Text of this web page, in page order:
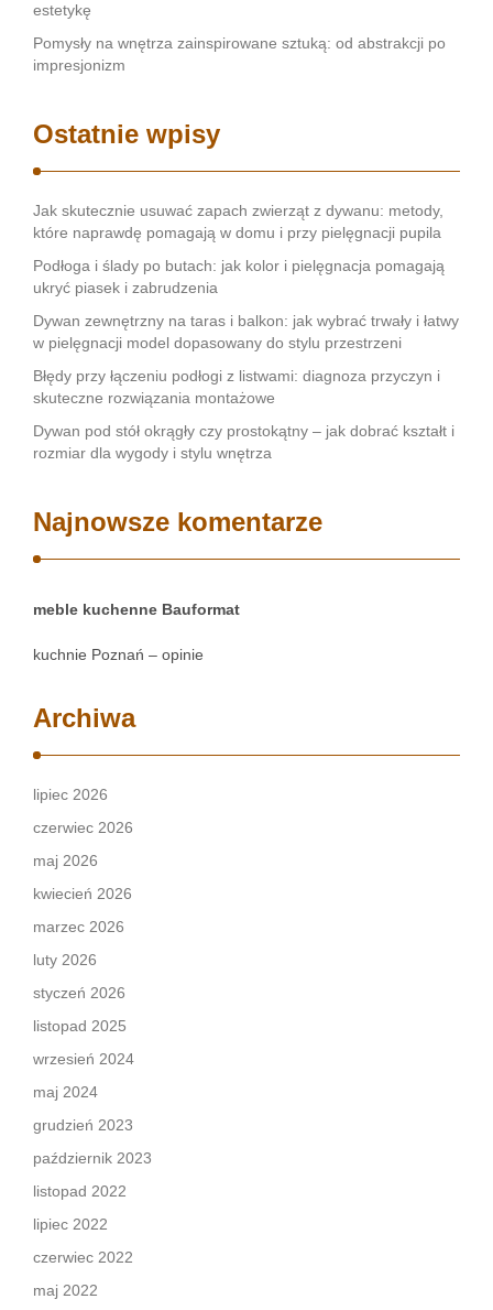
estetykę
Pomysły na wnętrza zainspirowane sztuką: od abstrakcji po
impresjonizm
Ostatnie wpisy
Jak skutecznie usuwać zapach zwierząt z dywanu: metody,
które naprawdę pomagają w domu i przy pielęgnacji pupila
Podłoga i ślady po butach: jak kolor i pielęgnacja pomagają
ukryć piasek i zabrudzenia
Dywan zewnętrzny na taras i balkon: jak wybrać trwały i łatwy
w pielęgnacji model dopasowany do stylu przestrzeni
Błędy przy łączeniu podłogi z listwami: diagnoza przyczyn i
skuteczne rozwiązania montażowe
Dywan pod stół okrągły czy prostokątny – jak dobrać kształt i
rozmiar dla wygody i stylu wnętrza
Najnowsze komentarze
meble kuchenne Bauformat
kuchnie Poznań – opinie
Archiwa
lipiec 2026
czerwiec 2026
maj 2026
kwiecień 2026
marzec 2026
luty 2026
styczeń 2026
listopad 2025
wrzesień 2024
maj 2024
grudzień 2023
październik 2023
listopad 2022
lipiec 2022
czerwiec 2022
maj 2022